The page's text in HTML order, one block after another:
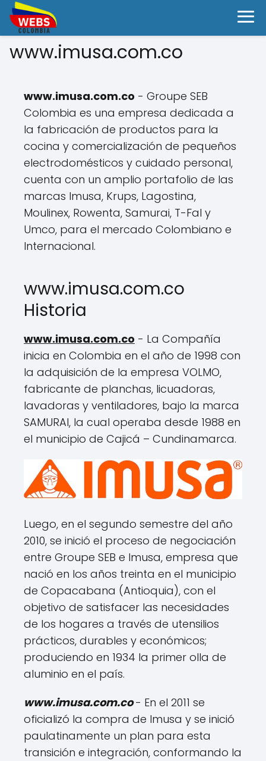
www.imusa.com.co
www.imusa.com.co - Groupe SEB
Colombia es una empresa dedicada a
la fabricación de productos para la
cocina y comercialización de pequeños
electrodomésticos y cuidado personal,
cuenta con un amplio portafolio de las
marcas Imusa, Krups, Lagostina,
Moulinex, Rowenta, Samurai, T-Fal y
Umco, para el mercado Colombiano e
Internacional.
www.imusa.com.co
Historia
www.imusa.com.co - La Compañía
inicia en Colombia en el año de 1998 con
la adquisición de la empresa VOLMO,
fabricante de planchas, licuadoras,
lavadoras y ventiladores, bajo la marca
SAMURAI, la cual operaba desde 1988 en
el municipio de Cajicá – Cundinamarca.
Luego, en el segundo semestre del año
2010, se inició el proceso de negociación
entre Groupe SEB e Imusa, empresa que
nació en los años treinta en el municipio
de Copacabana (Antioquia), con el
objetivo de satisfacer las necesidades
de los hogares a través de utensilios
prácticos, durables y económicos;
produciendo en 1934 la primer olla de
aluminio en el país.
www.imusa.com.co - En el 2011 se
oficializó la compra de Imusa y se inició
paulatinamente un plan para esta
transición e integración, conformando la